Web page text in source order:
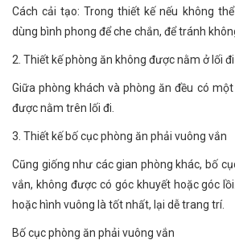
Cách cải tạo: Trong thiết kế nếu không
dùng bình phong để che chắn, để tránh
2. Thiết kế phòng ăn không được nằm ở lối đi
Giữa phòng khách và phòng ăn đều có
được nằm trên lối đi.
3. Thiết kế bố cục phòng ăn phải vuông vắn
Cũng giống như các gian phòng khác, bố
vắn, không được có góc khuyết hoặc góc
hoặc hình vuông là tốt nhất, lại dễ trang trí.
Bố cục phòng ăn phải vuông vắn